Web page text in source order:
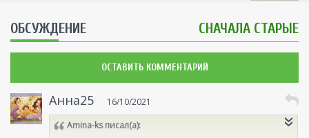
ОБСУЖДЕНИЕ СНАЧАЛА СТАРЫЕ
ОСТАВИТЬ КОММЕНТАРИЙ
Анна25
16/10/2021
Amina-ksписал(а):